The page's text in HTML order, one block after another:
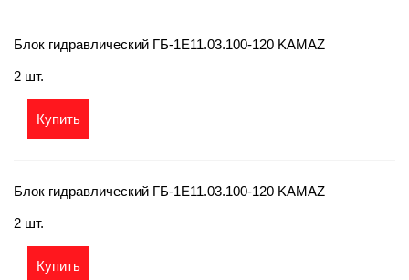
Блок гидравлический ГБ-1Е11.03.100-120 KAMAZ
2 шт.
Купить
Блок гидравлический ГБ-1Е11.03.100-120 KAMAZ
2 шт.
Купить